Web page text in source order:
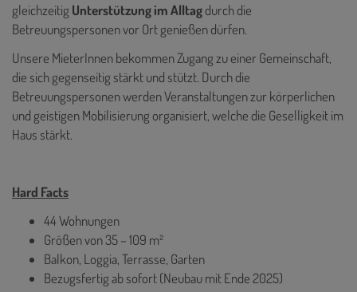
gleichzeitig Unterstützung im Alltagdurch die
Betreuungspersonen vor Ort genießen dürfen.
Unsere MieterInnen bekommen Zugang zu einer Gemeinschaft,
die sich gegenseitig stärkt und stützt. Durch die
Betreuungspersonen werden Veranstaltungen zur körperlichen
und geistigen Mobilisierung organisiert, welche die Geselligkeit im
Haus stärkt.
Hard Facts
44 Wohnungen
Größen von 35 – 109 m²
Balkon, Loggia, Terrasse, Garten
Bezugsfertig ab sofort (Neubau mit Ende 2025)